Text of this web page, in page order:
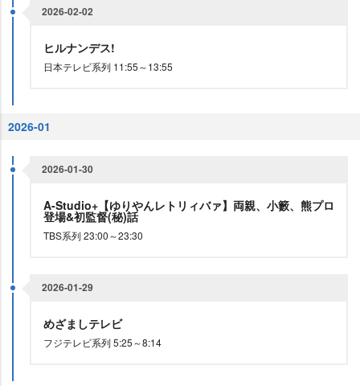
2026-02-02
ヒルナンデス!
日本テレビ系列 11:55～13:55
2026-01
2026-01-30
A-Studio+【ゆりやんレトリィバァ】両親、小籔、熊プロ
登場&初監督(秘)話
TBS系列 23:00～23:30
2026-01-29
めざましテレビ
フジテレビ系列 5:25～8:14